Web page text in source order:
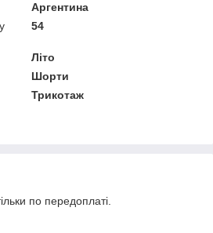
Аргентина
54
Літо
Шорти
Трикотаж
по передоплаті.